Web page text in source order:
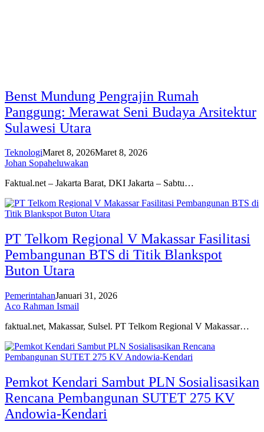
Benst Mundung Pengrajin Rumah
Panggung: Merawat Seni Budaya Arsitektur
Sulawesi Utara
TeknologiMaret 8, 2026Maret 8, 2026
Johan Sopaheluwakan
Faktual.net – Jakarta Barat, DKI Jakarta – Sabtu…
PT Telkom Regional V Makassar Fasilitasi
Pembangunan BTS di Titik Blankspot
Buton Utara
PemerintahanJanuari 31, 2026
Aco Rahman Ismail
faktual.net, Makassar, Sulsel. PT Telkom Regional V Makassar…
Pemkot Kendari Sambut PLN Sosialisasikan
Rencana Pembangunan SUTET 275 KV
Andowia-Kendari